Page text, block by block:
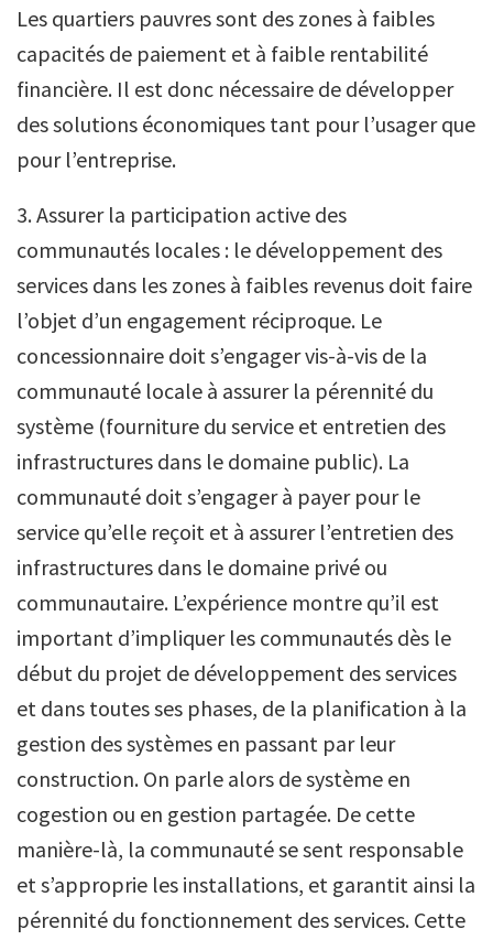
Les quartiers pauvres sont des zones à faibles
capacités de paiement et à faible rentabilité
financière. Il est donc nécessaire de développer
des solutions économiques tant pour l’usager que
pour l’entreprise.
3. Assurer la participation active des
communautés locales : le développement des
services dans les zones à faibles revenus doit faire
l’objet d’un engagement réciproque. Le
concessionnaire doit s’engager vis-à-vis de la
communauté locale à assurer la pérennité du
système (fourniture du service et entretien des
infrastructures dans le domaine public). La
communauté doit s’engager à payer pour le
service qu’elle reçoit et à assurer l’entretien des
infrastructures dans le domaine privé ou
communautaire. L’expérience montre qu’il est
important d’impliquer les communautés dès le
début du projet de développement des services
et dans toutes ses phases, de la planification à la
gestion des systèmes en passant par leur
construction. On parle alors de système en
cogestion ou en gestion partagée. De cette
manière-là, la communauté se sent responsable
et s’approprie les installations, et garantit ainsi la
pérennité du fonctionnement des services. Cette